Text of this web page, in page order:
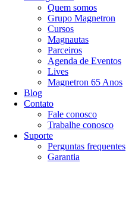
Quem somos
Grupo Magnetron
Cursos
Magnautas
Parceiros
Agenda de Eventos
Lives
Magnetron 65 Anos
Blog
Contato
Fale conosco
Trabalhe conosco
Suporte
Perguntas frequentes
Garantia